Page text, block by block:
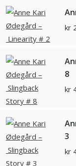
kr
8
kr
3
kr